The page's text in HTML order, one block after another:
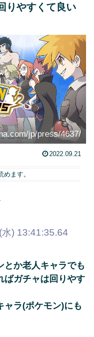
りやすくて良い
jp/press/4637/
2022.09.21
めます。
) 13:41:35.64
とか老人キャラでも
ばガチャは回りやす
ャラ(ポケモン)にも